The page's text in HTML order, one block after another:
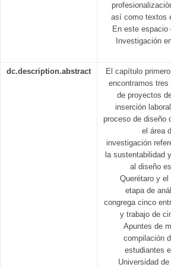
así como textos
En este
Investigación
dc.description.abstract
El capítulo
encontramos
de proyectos
inserción
proceso de diseño
el área
investigación
la sustentabilidad
al diseño
Querétaro y
etapa de
congrega cinco
y trabajo de
Apuntes de
compilación
estudiantes
Universidad